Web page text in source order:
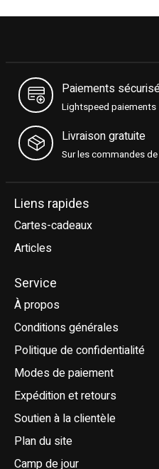
Paiements
Lightspeed paiements
Livraison gratuite
Sur les commandes
Liens rapides
Cartes-cadeaux
Articles
Service
À propos
Conditions générales
Politique de confidentialité
Modes de paiement
Expédition et retours
Soutien à la clientèle
Plan du site
Camp de jour